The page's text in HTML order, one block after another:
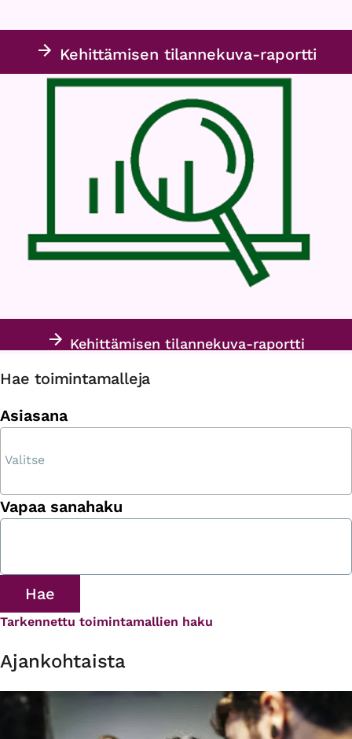
Kehittämisen tilannekuva-raportti
Kehittämisen tilannekuva-raportti
Hae toimintamalleja
Asiasana
Vapaa sanahaku
Tarkennettu toimintamallien haku
Ajankohtaista